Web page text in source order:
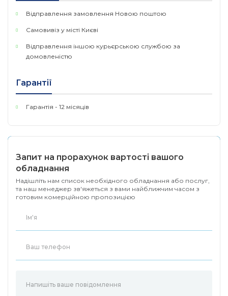
Відправлення замовлення Новою поштою
Самовивіз у місті Києві
Відправлення іншою курьєрською службою за
домовленістю
Гарантії
Гарантія - 12 місяців
Запит на прорахунок вартості вашого
обладнання
Надішліть нам список необхідного обладнання або послуг,
та наш менеджер зв'яжеться з вами найближчим часом з
готовим комерційною пропозицією